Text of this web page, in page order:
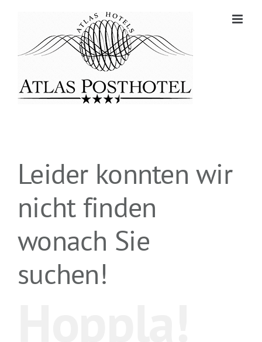
Leider konnten wir
nicht finden
wonach Sie
suchen!